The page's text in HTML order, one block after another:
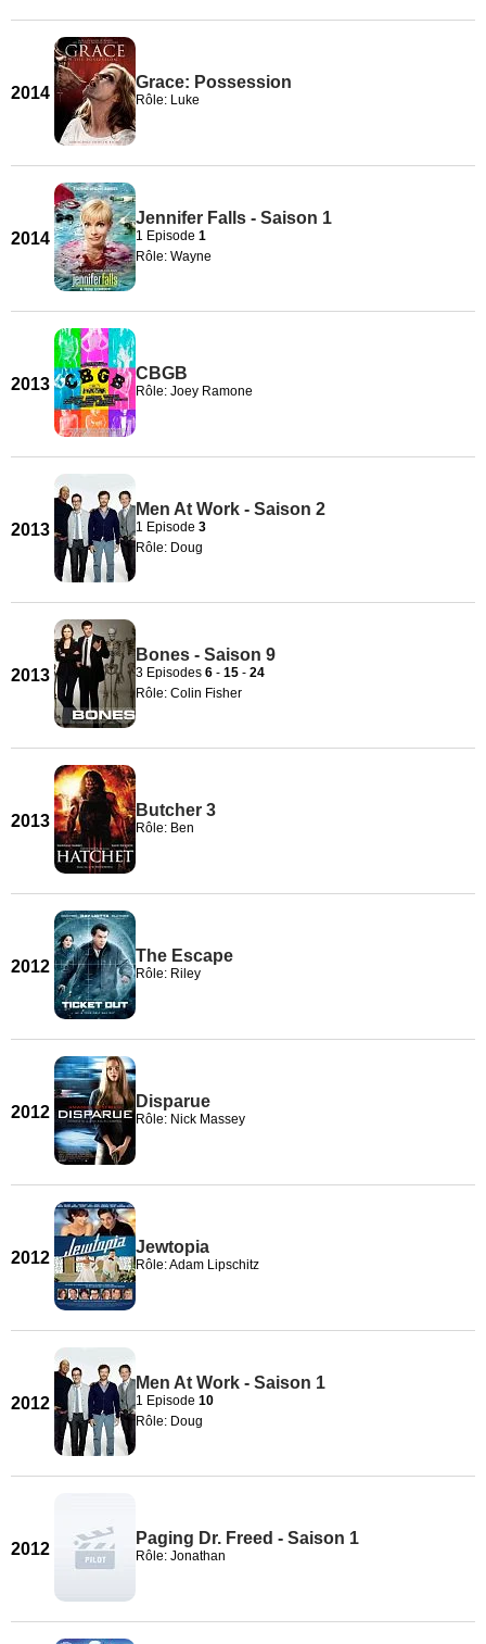
2014
Grace: Possession
Rôle: Luke
2014
Jennifer Falls - Saison 1
1 Episode 1
Rôle: Wayne
2013
CBGB
Rôle: Joey Ramone
2013
Men At Work - Saison 2
1 Episode 3
Rôle: Doug
2013
Bones - Saison 9
3 Episodes 6 - 15 - 24
Rôle: Colin Fisher
2013
Butcher 3
Rôle: Ben
2012
The Escape
Rôle: Riley
2012
Disparue
Rôle: Nick Massey
2012
Jewtopia
Rôle: Adam Lipschitz
2012
Men At Work - Saison 1
1 Episode 10
Rôle: Doug
2012
Paging Dr. Freed - Saison 1
Rôle: Jonathan